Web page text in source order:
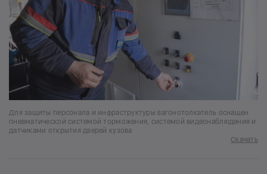
Для защиты персонала и инфраструктуры вагонотолкатель оснащен
пневматической системой торможения, системой видеонаблюдения и
датчиками открытия дверей кузова
Скачать